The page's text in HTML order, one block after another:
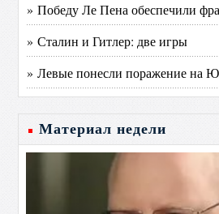
» Победу Ле Пена обеспечили
» Сталин и Гитлер: две игры
» Левые понесли поражение на
Материал недели